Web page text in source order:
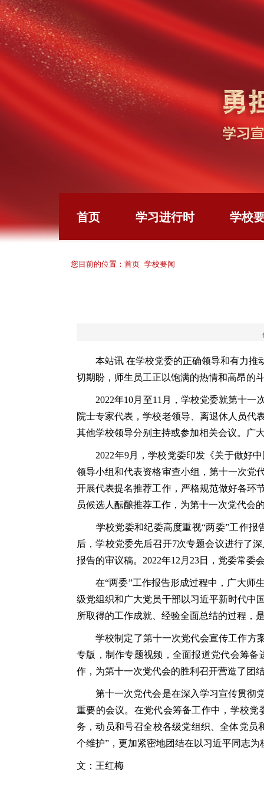
首页 学习进行时 学校
您目前的位置： 首页 学校要闻
本站讯 在学校党委的正确领导和有力推
切期盼，师生员工正以饱满的热情和高昂的
2022年10月至11月，学校党委就第十一
院士专家代表，学校老领导、离退休人员代
其他学校领导分别主持或参加相关会议。广
2022年9月，学校党委印发《关于做好中
领导小组和代表资格审查小组，第十一次党
开展代表提名推荐工作，严格规范做好各环
员候选人酝酿推荐工作，为第十一次党代会
学校党委和纪委高度重视“两委”工作报告
后，学校党委先后召开7次专题会议进行了
报告的审议稿。2022年12月23日，党委常
在“两委”工作报告形成过程中，广大师生
级党组织和广大党员干部以习近平新时代中
所取得的工作成就、经验全面总结的过程，
学校制定了第十一次党代会宣传工作方案
专版，制作专题视频，全面报道党代会筹
作，为第十一次党代会的胜利召开营造了团
第十一次党代会是在深入学习宣传贯彻党
重要的会议。在党代会筹备工作中，学校
务，动员和号召全校各级党组织、全体党员
个维护”，更加紧密地团结在以习近平同志
文：王红梅